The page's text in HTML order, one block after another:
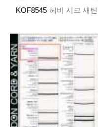
KOF8545 헤비 시크 새틴